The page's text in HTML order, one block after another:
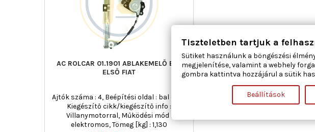
AC ROLCAR 01.1901 ABLAKEMELŐ BAL
ELSŐ FIAT
Ajtók száma : 4, Beépítési oldal : bal első,
Kiegészítő cikk/kiegészítő info :
Villanymotorral, Működési mód :
elektromos, Tömeg [kg] : 1,130
Tiszteletben tartjuk a
Sütiket használunk a böngészési
megjelenítése, valamint a webhely
gombra kattintva hozzájárul a sütik
Beállítások